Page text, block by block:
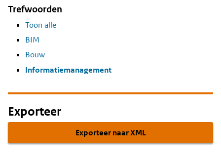
Trefwoorden
Toon alle
BIM
Bouw
Informatiemanagement
Exporteer
Exporteer naar XML